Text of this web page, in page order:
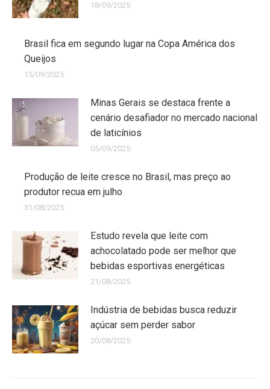
18/09/2025
Brasil fica em segundo lugar na Copa América dos
Queijos
15/09/2025
Minas Gerais se destaca frente a
cenário desafiador no mercado nacional
de laticínios
05/09/2025
Produção de leite cresce no Brasil, mas preço ao
produtor recua em julho
31/08/2025
Estudo revela que leite com
achocolatado pode ser melhor que
bebidas esportivas energéticas
21/08/2025
Indústria de bebidas busca reduzir
açúcar sem perder sabor
20/08/2025